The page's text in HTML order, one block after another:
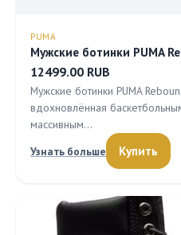
PUMA
Мужские ботинки PUMA
12499.00 RUB
Мужские ботинки PUMA
вдохновлённая
массивным…
Узнать больше
Купить